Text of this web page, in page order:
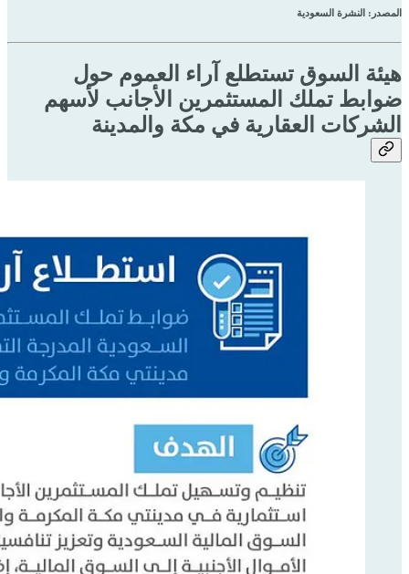
المصدر: النشرة السعودية
هيئة السوق تستطلع آراء العموم حول
ضوابط تملك المستثمرين الأجانب لأسهم
الشركات العقارية في مكة والمدينة